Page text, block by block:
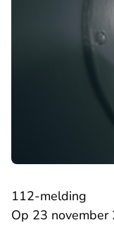
112-melding
Op 23